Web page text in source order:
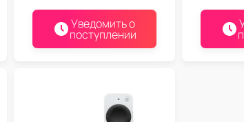
Уведомить о
поступлении